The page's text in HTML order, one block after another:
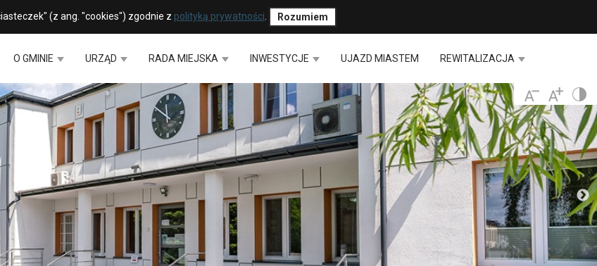
(z ang. "cookies") zgodnie z polityką prywatności Rozumiem
O GMINIE URZĄD RADA MIEJSKA INWESTYCJE UJAZD MIASTEM REWITALIZACJA